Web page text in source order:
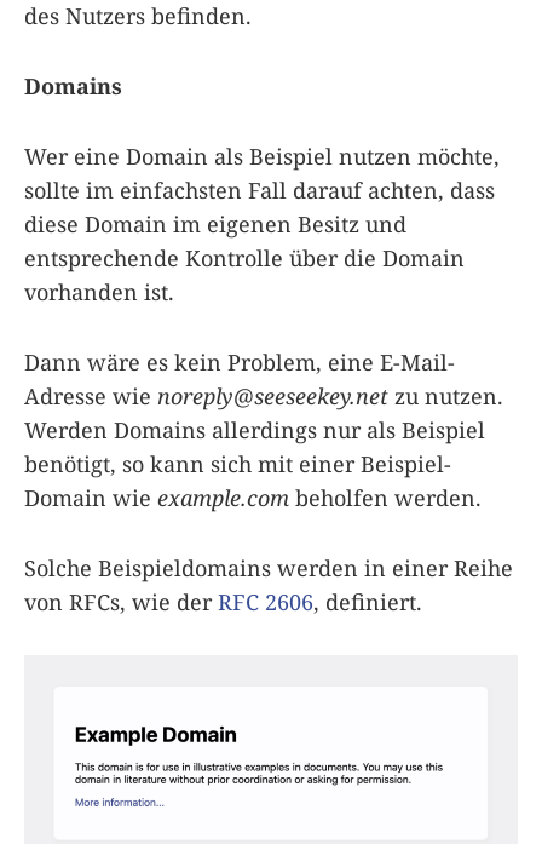
des Nutzers befinden.
Domains
Wer eine Domain als Beispiel nutzen möchte,
sollte im einfachsten Fall darauf achten, dass
diese Domain im eigenen Besitz und
entsprechende Kontrolle über die Domain
vorhanden ist.
Dann wäre es kein Problem, eine E-Mail-
Adresse wie noreply@seeseekey.net zu nutzen.
Werden Domains allerdings nur als Beispiel
benötigt, so kann sich mit einer Beispiel-
Domain wie example.com beholfen werden.
Solche Beispieldomains werden in einer Reihe
von RFCs, wie derRFC 2606, definiert.